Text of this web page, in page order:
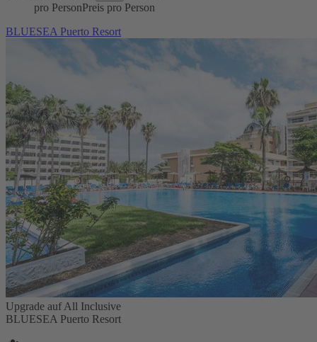
pro PersonPreis pro Person
BLUESEA Puerto Resort
Upgrade auf All Inclusive
BLUESEA Puerto Resort